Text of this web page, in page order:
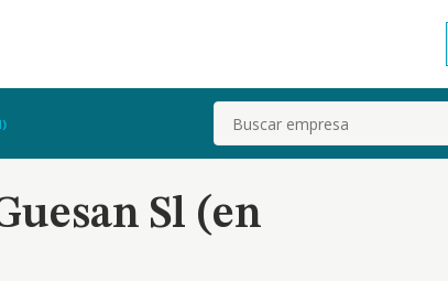
Buscar
Sl (en